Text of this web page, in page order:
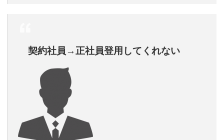
契約社員→正社員登用してくれない